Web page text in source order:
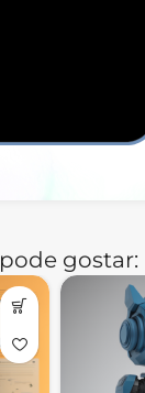
pode gostar: